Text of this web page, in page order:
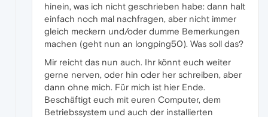
hinein, was ich nicht geschrieben habe: dann halt
einfach noch mal nachfragen, aber nicht immer
gleich meckern und/oder dumme Bemerkungen
machen (geht nun an longping50). Was soll das?
Mir reicht das nun auch. Ihr könnt euch weiter
gerne nerven, oder hin oder her schreiben, aber
dann ohne mich. Für mich ist hier Ende.
Beschäftigt euch mit euren Computer, dem
Betriebssystem und auch der installierten